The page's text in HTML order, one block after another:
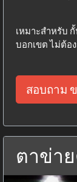
เหมาะสำหรับ
บอกเขต ไม่ต้อ
สอบถาม
ตาข่า